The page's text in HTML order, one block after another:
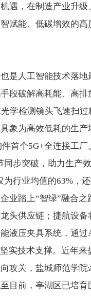
遇，在制造产业升
赋能、低碳增效的
人工智能技术落地
段破解高耗能、高排
检测镜头飞速扫
象为高效低耗的生
首个5G+全连接工
步突破，助力生产
行业均值的63%，
踏上“智绿”融合之
头供应链；捷航设
液压夹具系统，通过
技术支撑。近年来
攻关，盐城师范学
前，亭湖区已培育